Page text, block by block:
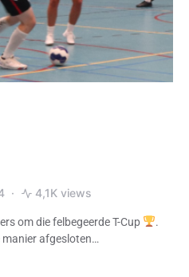
4,1K views
om die felbegeerde T-Cup
.
manier afgesloten…